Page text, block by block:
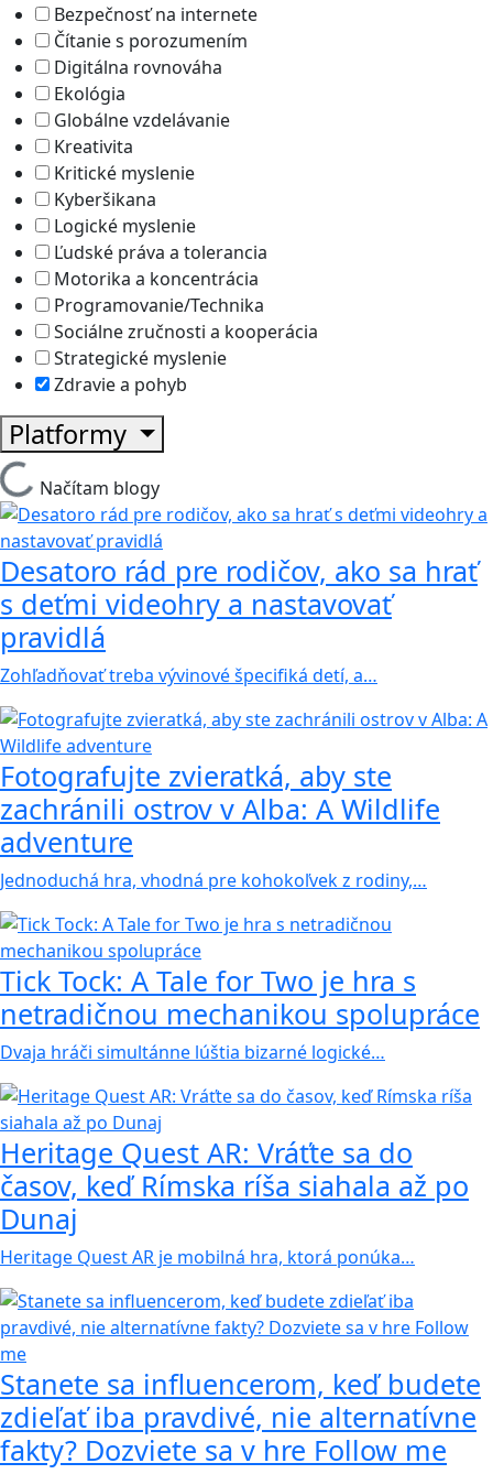
Bezpečnosť na internete
Čítanie s porozumením
Digitálna rovnováha
Ekológia
Globálne vzdelávanie
Kreativita
Kritické myslenie
Kyberšikana
Logické myslenie
Ľudské práva a tolerancia
Motorika a koncentrácia
Programovanie/Technika
Sociálne zručnosti a kooperácia
Strategické myslenie
Zdravie a pohyb
Platformy
Načítam blogy
Desatoro rád pre rodičov, ako sa hrať
s deťmi videohry a nastavovať
pravidlá
Zohľadňovať treba vývinové špecifiká detí, a…
Fotografujte zvieratká, aby ste
zachránili ostrov v Alba: A Wildlife
adventure
Jednoduchá hra, vhodná pre kohokoľvek z rodiny,…
Tick Tock: A Tale for Tw‪o je hra s
netradičnou mechanikou spolupráce
Dvaja hráči simultánne lúštia bizarné logické…
Heritage Quest AR: Vráťte sa do
časov, keď Rímska ríša siahala až po
Dunaj
Heritage Quest AR je mobilná hra, ktorá ponúka…
Stanete sa influencerom, keď budete
zdieľať iba pravdivé, nie alternatívne
fakty? Dozviete sa v hre Follow me